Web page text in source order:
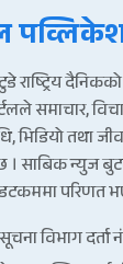
समाचार,
भिडियो तथा
। साबिक न्युज
परिणत
सूचना विभाग दर्ता